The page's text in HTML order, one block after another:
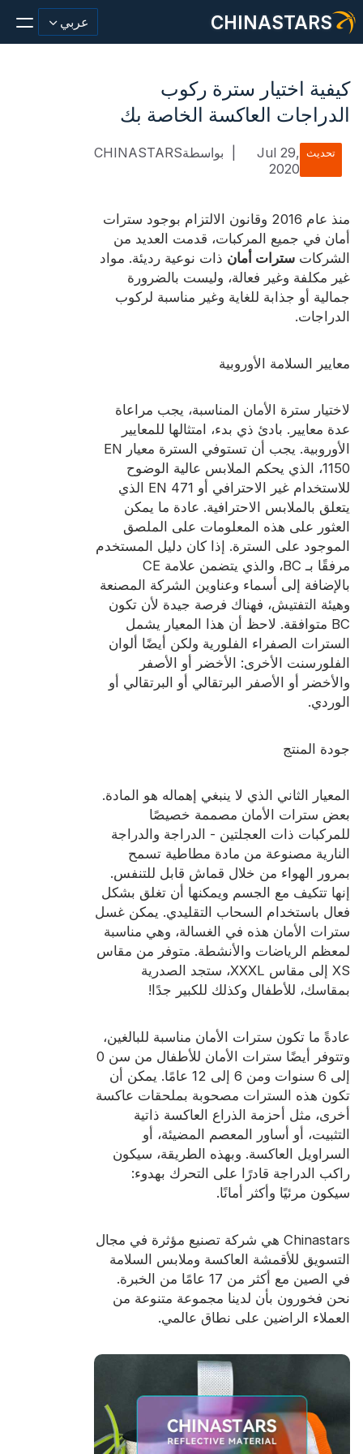
CHINASTARS عربي
أزياء عاكسة النسيج
يتوهج في المواد المظلمة
غسيل صناعي
حول تشاينا ستارز
شهادة
فهرس
فيديو
اتصال
كيفية اختيار سترة ركوب
الدراجات العاكسة الخاصة بك
تحديث Jul 29,
2020
بواسطةCHINASTARS
منذ عام 2016 وقانون الالتزام بوجود سترات
أمان في جميع المركبات، قدمت العديد من
الشركات سترات أمان ذات نوعية رديئة. مواد
غير مكلفة وغير فعالة، وليست بالضرورة
جمالية أو جذابة للغاية وغير مناسبة لركوب
الدراجات.
معايير السلامة الأوروبية
لاختيار سترة الأمان المناسبة، يجب مراعاة
عدة معايير. بادئ ذي بدء، امتثالها للمعايير
الأوروبية. يجب أن تستوفي السترة معيار EN
1150، الذي يحكم الملابس عالية الوضوح
للاستخدام غير الاحترافي أو EN 471 الذي
يتعلق بالملابس الاحترافية. عادة ما يمكن
العثور على هذه المعلومات على الملصق
الموجود على السترة. إذا كان دليل المستخدم
مرفقًا بـ BC، والذي يتضمن علامة CE
بالإضافة إلى أسماء وعناوين الشركة المصنعة
وهيئة التفتيش، فهناك فرصة جيدة لأن تكون
BC متوافقة. لاحظ أن هذا المعيار يشمل
السترات الصفراء الفلورية ولكن أيضًا ألوان
الفلورسنت الأخرى: الأخضر أو ​​الأصفر
والأخضر أو ​​الأصفر البرتقالي أو البرتقالي أو
الوردي.
جودة المنتج
المعيار الثاني الذي لا ينبغي إهماله هو المادة.
بعض سترات الأمان مصممة خصيصًا
للمركبات ذات العجلتين - الدراجة والدراجة
النارية مصنوعة من مادة مطاطية تسمح
بمرور الهواء من خلال قماش قابل للتنفس.
إنها تتكيف مع الجسم ويمكنها أن تغلق بشكل
فعال باستخدام السحاب التقليدي. يمكن غسل
سترات الأمان هذه في الغسالة، وهي مناسبة
لمعظم الرياضات والأنشطة. متوفر من مقاس
XS إلى مقاس XXXL، ستجد الصدرية
بمقاسك، للأطفال وكذلك للكبير جدًا!
عادةً ما تكون سترات الأمان مناسبة للبالغين،
وتتوفر أيضًا سترات الأمان للأطفال من سن 0
إلى 6 سنوات ومن 6 إلى 12 عامًا. يمكن أن
تكون هذه السترات مصحوبة بملحقات عاكسة
أخرى، مثل أحزمة الذراع العاكسة ذاتية
التثبيت، أو أساور المعصم المضيئة، أو
السراويل العاكسة. وبهذه الطريقة، سيكون
راكب الدراجة قادرًا على التحرك بهدوء:
سيكون مرئيًا وأكثر أمانًا.
Chinastars هي شركة تصنيع مؤثرة في مجال
التسويق للأقمشة العاكسة وملابس السلامة
في الصين مع أكثر من 17 عامًا من الخبرة.
نحن فخورون بأن لدينا مجموعة متنوعة من
العملاء الراضين على نطاق عالمي.